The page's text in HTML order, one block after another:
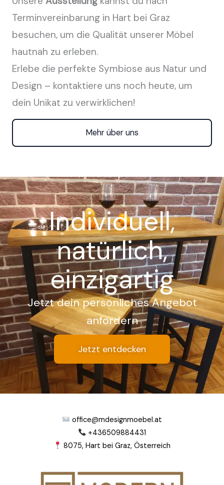
Terminvereinbarung in Hart bei Graz
besuchen, um die Qualität unserer Möbel
hautnah zu erleben.
Erlebe die perfekte Symbiose aus Natur und
Design – kontaktiere uns noch heute, um
dein Unikat zu verwirklichen!
Mehr über uns
Individuell,
natürlich,
einzigartig
Jetzt dein persönliches Angebot
anfordern
Jetzt entdecken
office@mdesignmoebel.at
+436509884431
8075, Hart bei Graz, Österreich